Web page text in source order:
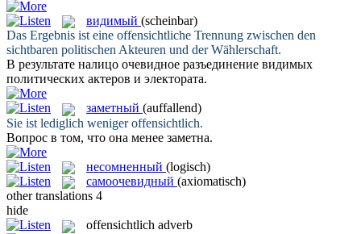
видимый (scheinbar)
Das Ergebnis ist eine offensichtliche Trennung zwischen den
sichtbaren politischen Akteuren und der Wählerschaft.
В результате налицо очевидное разъединение видимых
политических актеров и электората.
заметный (auffallend)
Sie ist lediglich wenigeroffensichtlich.
Вопрос в том, что она менее заметна.
несомненный (logisch)
самоочевидный (axiomatisch)
other translations 4
hide
offensichtlich adverb